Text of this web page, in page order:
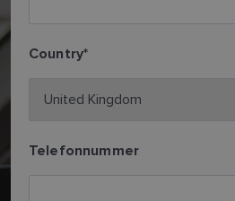
Country*
Telefonnummer